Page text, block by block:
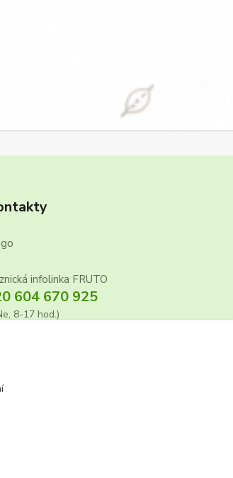
infolinka FRUTO
604 670 925
8-17 hod.)